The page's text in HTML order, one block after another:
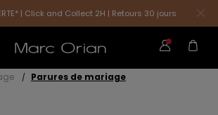
| Click and Collect 2H | Retours 30 jours
Parures de mariage